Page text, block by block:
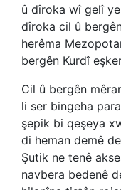
û dîroka wî gelî
dîroka cil û
herêma
bergên Kurdî
Cil û bergên
li ser bingeha
şepik bi qeşeya
di heman demê
Şutik ne tenê
navbera bedenê